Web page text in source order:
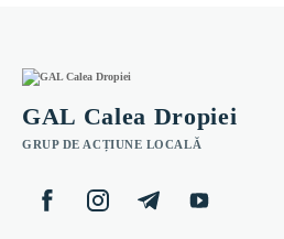
GAL Calea Dropiei
GRUP DE ACȚIUNE LOCALĂ